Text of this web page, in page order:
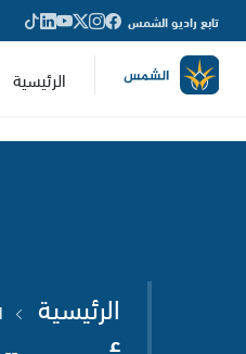
تابع راديو الشمس
الرئيسية
الرئيسية